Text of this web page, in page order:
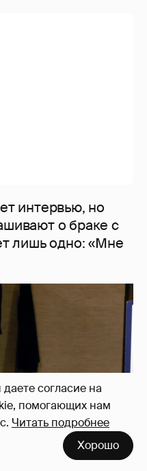
согласие на
помогающих нам
Читать подробнее
Хорошо